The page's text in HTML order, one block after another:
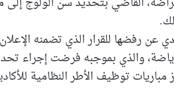
عن رفضها للقرار الذي تضمنه
توظيف الأطر النظامية